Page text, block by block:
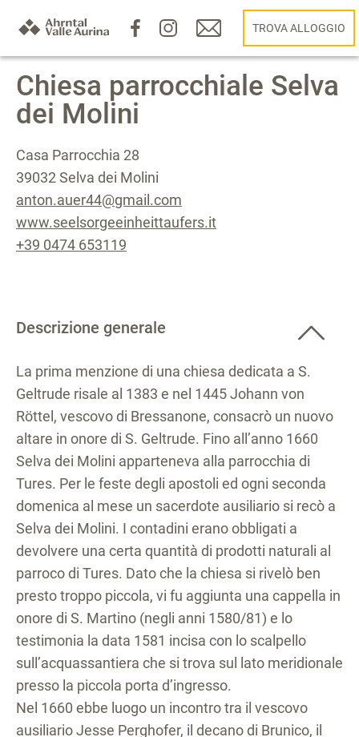
TROVA ALLOGGIO
Chiesa parrocchiale Selva
dei Molini
Casa Parrocchia 28
39032 Selva dei Molini
anton.auer44@gmail.com
www.seelsorgeeinheittaufers.it
+39 0474 653119
Descrizione generale
La prima menzione di una chiesa dedicata a S.
Geltrude risale al 1383 e nel 1445 Johann von
Röttel, vescovo di Bressanone, consacrò un nuovo
altare in onore di S. Geltrude. Fino all’anno 1660
Selva dei Molini apparteneva alla parrocchia di
Tures. Per le feste degli apostoli ed ogni seconda
domenica al mese un sacerdote ausiliario si recò a
Selva dei Molini. I contadini erano obbligati a
devolvere una certa quantità di prodotti naturali al
parroco di Tures. Dato che la chiesa si rivelò ben
presto troppo piccola, vi fu aggiunta una cappella in
onore di S. Martino (negli anni 1580/81) e lo
testimonia la data 1581 incisa con lo scalpello
sull’acquassantiera che si trova sul lato meridionale
presso la piccola porta d’ingresso.
Nel 1660 ebbe luogo un incontro tra il vescovo
ausiliario Jesse Perghofer, il decano di Brunico, il